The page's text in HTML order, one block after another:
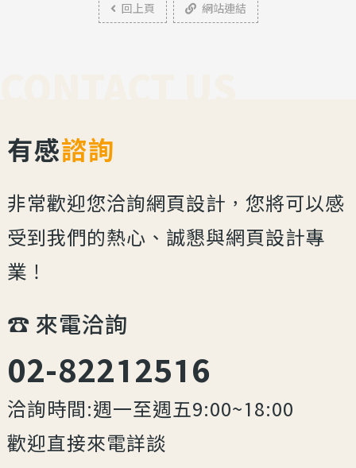
回上頁 網站連結
有感諮詢
非常歡迎您洽詢網頁設計，您將可以感
受到我們的熱心、誠懇與網頁設計專
業！
☎︎ 來電洽詢
02-82212516
洽詢時間:週一至週五9:00~18:00
歡迎直接來電詳談